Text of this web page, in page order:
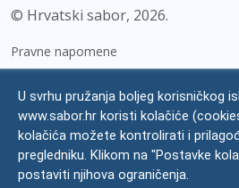
© Hrvatski sabor, 2026
Pravne napomene
Zaštita osobnih podataka
Impressum
Česta pitanja
U svrhu pružanja boljeg korisničkog
www.sabor.hr koristi kolačiće
kolačića možete kontrolirati i
pregledniku. Klikom na "Postavke
postaviti njihova ograničenja.